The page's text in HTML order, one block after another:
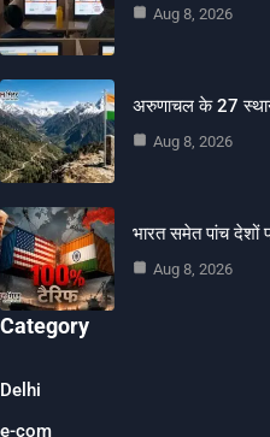
Aug 8, 2026
अरुणाचल के 27
Aug 8, 2026
भारत समेत पांच
Aug 8, 2026
Category
Delhi
e-com